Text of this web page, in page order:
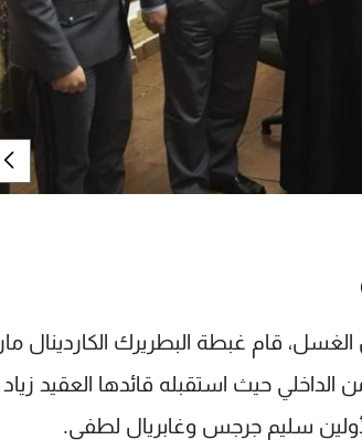
قام غبطة البطريرك الكاردينال مار
حيث استقبله قائدها العقيد زياد
سليم جرجس وغابريال لطفي.